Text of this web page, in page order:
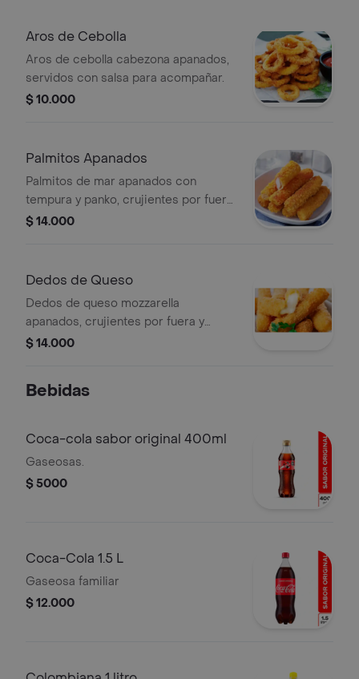
Aros de Cebolla
Aros de cebolla cabezona apanados,
servidos con salsa para acompañar.
$ 10.000
Palmitos Apanados
Palmitos de mar apanados con
tempura y panko, crujientes por fuera
y suaves por dentro.
$ 14.000
Dedos de Queso
Dedos de queso mozzarella
apanados, crujientes por fuera y
suaves por dentro.
$ 14.000
Bebidas
Coca-cola sabor original 400ml
Gaseosas.
$ 5000
Coca-Cola 1.5 L
Gaseosa familiar
$ 12.000